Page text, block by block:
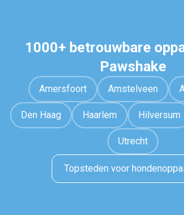
1000+ betrouwbare
Pawshake
Amersfoort Amstelveen
Den Haag Haarlem Hilversum
Utrecht
Topsteden voor